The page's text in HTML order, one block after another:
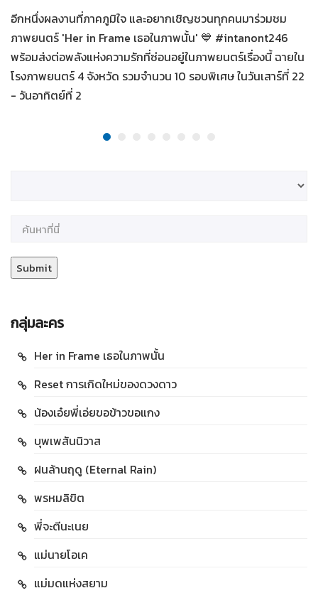
อีกหนึ่งผลงานที่ภาคภูมิใจ และอยากเชิญชวนทุกคนมาร่วมชม
ภาพยนตร์ 'Her in Frame เธอในภาพนั้น' 💙 #intanont246
พร้อมส่งต่อพลังแห่งความรักที่ซ่อนอยู่ในภาพยนตร์เรื่องนี้ ฉายใน
โรงภาพยนตร์ 4 จังหวัด รวมจำนวน 10 รอบพิเศษ ในวันเสาร์ที่ 22
- วันอาทิตย์ที่ 2
กลุ่มละคร
Her in Frame เธอในภาพนั้น
Reset การเกิดใหม่ของดวงดาว
น้องเอ๋ยพี่เอ่ยขอข้าวขอแกง
บุพเพสันนิวาส
ฝนล้านฤดู (Eternal Rain)
พรหมลิขิต
พี่จะตีนะเนย
แม่นายโอเค
แม่มดแห่งสยาม